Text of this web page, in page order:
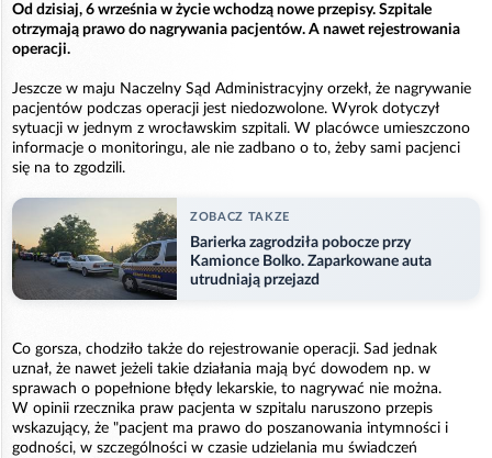
Od dzisiaj, 6 września w życie wchodzą nowe przepisy. Szpitale
otrzymają prawo do nagrywania pacjentów. A nawet rejestrowania
operacji.
Jeszcze w maju Naczelny Sąd Administracyjny orzekł, że nagrywanie
pacjentów podczas operacji jest niedozwolone. Wyrok dotyczył
sytuacji w jednym z wrocławskim szpitali. W placówce umieszczono
informacje o monitoringu, ale nie zadbano o to, żeby sami pacjenci
się na to zgodzili.
ZOBACZ TAKZE
Barierka zagrodziła pobocze przy
Kamionce Bolko. Zaparkowane auta
utrudniają przejazd
Co gorsza, chodziło także do rejestrowanie operacji. Sad jednak
uznał, że nawet jeżeli takie działania mają być dowodem np. w
sprawach o popełnione błędy lekarskie, to nagrywać nie można.
W opinii rzecznika praw pacjenta w szpitalu naruszono przepis
wskazujący, że "pacjent ma prawo do poszanowania intymności i
godności, w szczególności w czasie udzielania mu świadczeń